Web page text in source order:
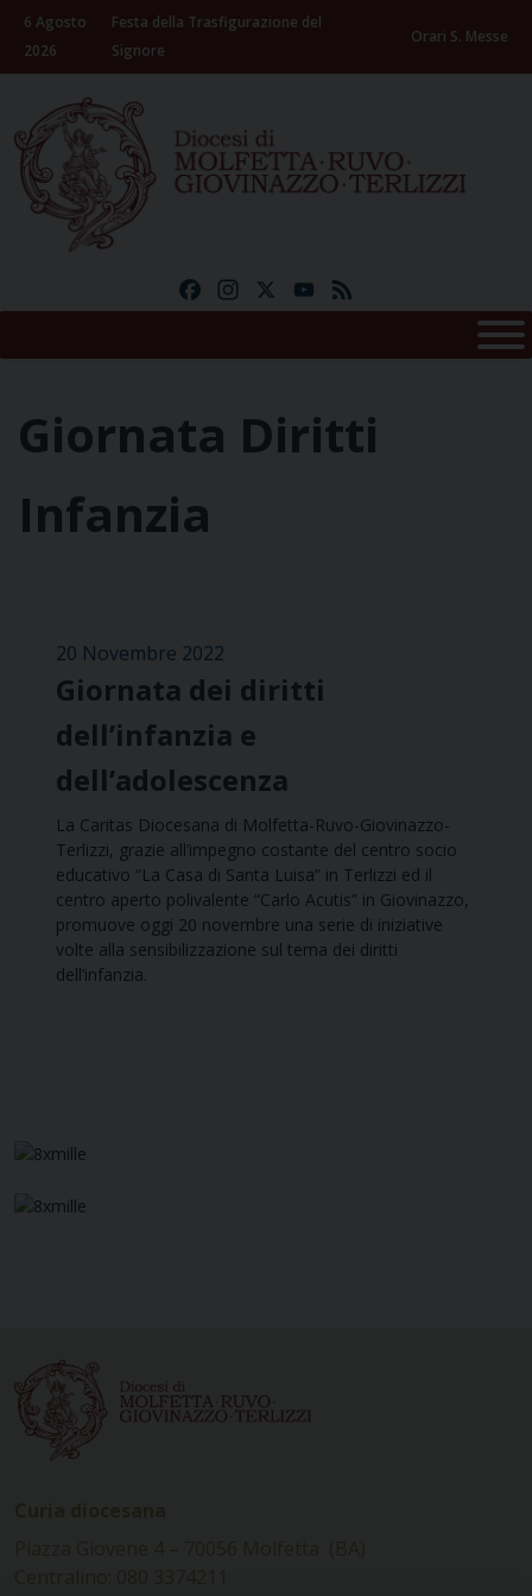
Skip
content
6 Agosto
2026
Festa della Trasfigurazione del
Signore
Orari S. Messe
FacebookInstagramYouTube
Giornata Diritti
Infanzia
20 Novembre 2022
Giornata dei diritti
dell’infanzia e
dell’adolescenza
La Caritas Diocesana di Molfetta-Ruvo-Giovinazzo-
Terlizzi, grazie all’impegno costante del centro socio
educativo “La Casa di Santa Luisa” in Terlizzi ed il
centro aperto polivalente “Carlo Acutis” in Giovinazzo,
promuove oggi 20 novembre una serie di iniziative
volte alla sensibilizzazione sul tema dei diritti
dell’infanzia.